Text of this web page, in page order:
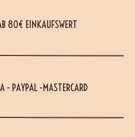
80€ EINKAUFSWERT
- PAYPAL -MASTERCARD